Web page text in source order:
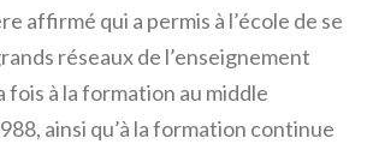
affirmé qui a permis à l’école de se
réseaux de l’enseignement
à la formation au middle
ainsi qu’à la formation continue